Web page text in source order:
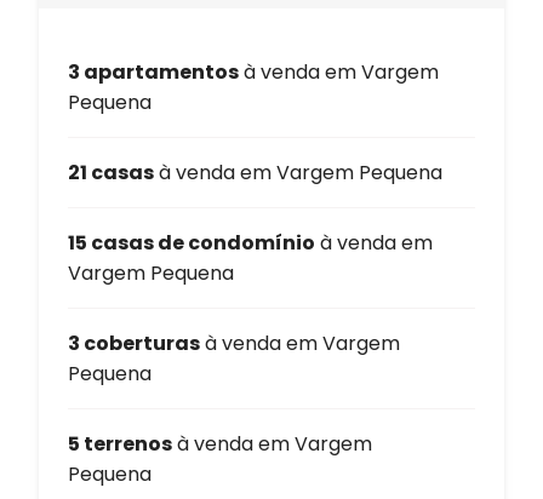
3 apartamentosà venda em Vargem
Pequena
21 casasà venda em Vargem Pequena
15 casas de condomínio à venda em
Vargem Pequena
3 coberturasà venda em Vargem
Pequena
5 terrenosà venda em Vargem
Pequena